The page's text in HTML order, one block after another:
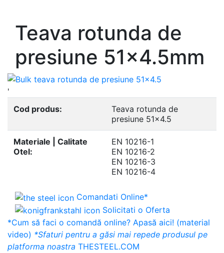
Teava rotunda de
presiune 51x4.5mm
'
Cod produs:
Teava rotunda de
presiune 51x4.5
Materiale | Calitate
Otel:
EN 10216-1
EN 10216-2
EN 10216-3
EN 10216-4
Comandati Online*
Solicitati o Oferta
*Cum să faci o comandă online? Apasă aici! (material
video) *Sfaturi pentru a găsi mai repede produsul pe
platforma noastra THESTEEL.COM